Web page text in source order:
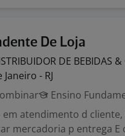
De Loja
DE BEBIDAS &
Janeiro - RJ
Ensino
em atendimento d
mercadoria p entrega